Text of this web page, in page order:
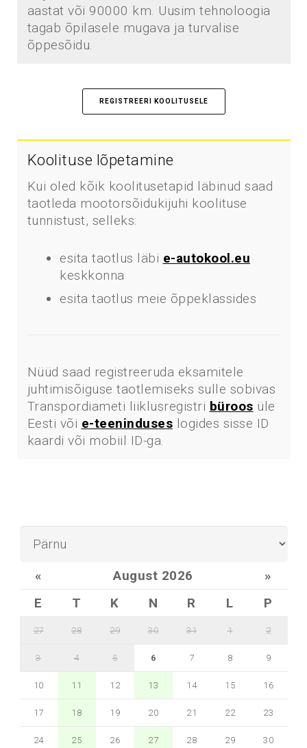
aastat või 90000 km. Uusim tehnoloogia
tagab õpilasele mugava ja turvalise
õppesõidu.
REGISTREERI KOOLITUSELE
Koolituse lõpetamine
Kui oled kõik koolitusetapid läbinud saad
taotleda mootorsõidukijuhi koolituse
tunnistust, selleks:
esita taotlus läbi e-autokool.eu
keskkonna
esita taotlus meie õppeklassides
Nüüd saad registreeruda eksamitele
juhtimisõiguse taotlemiseks sulle sobivas
Transpordiameti liiklusregistri büroos üle
Eesti või e-teeninduses logides sisse ID
kaardi või mobiil ID-ga.
« August 2026
»
E
T K N R L P
27 28 29 30 31 1 2
3 4 5 6 7 8 9
10 11 12 13 14 15 16
17 18 19 20 21 22 23
24 25 26 27 28 29 30